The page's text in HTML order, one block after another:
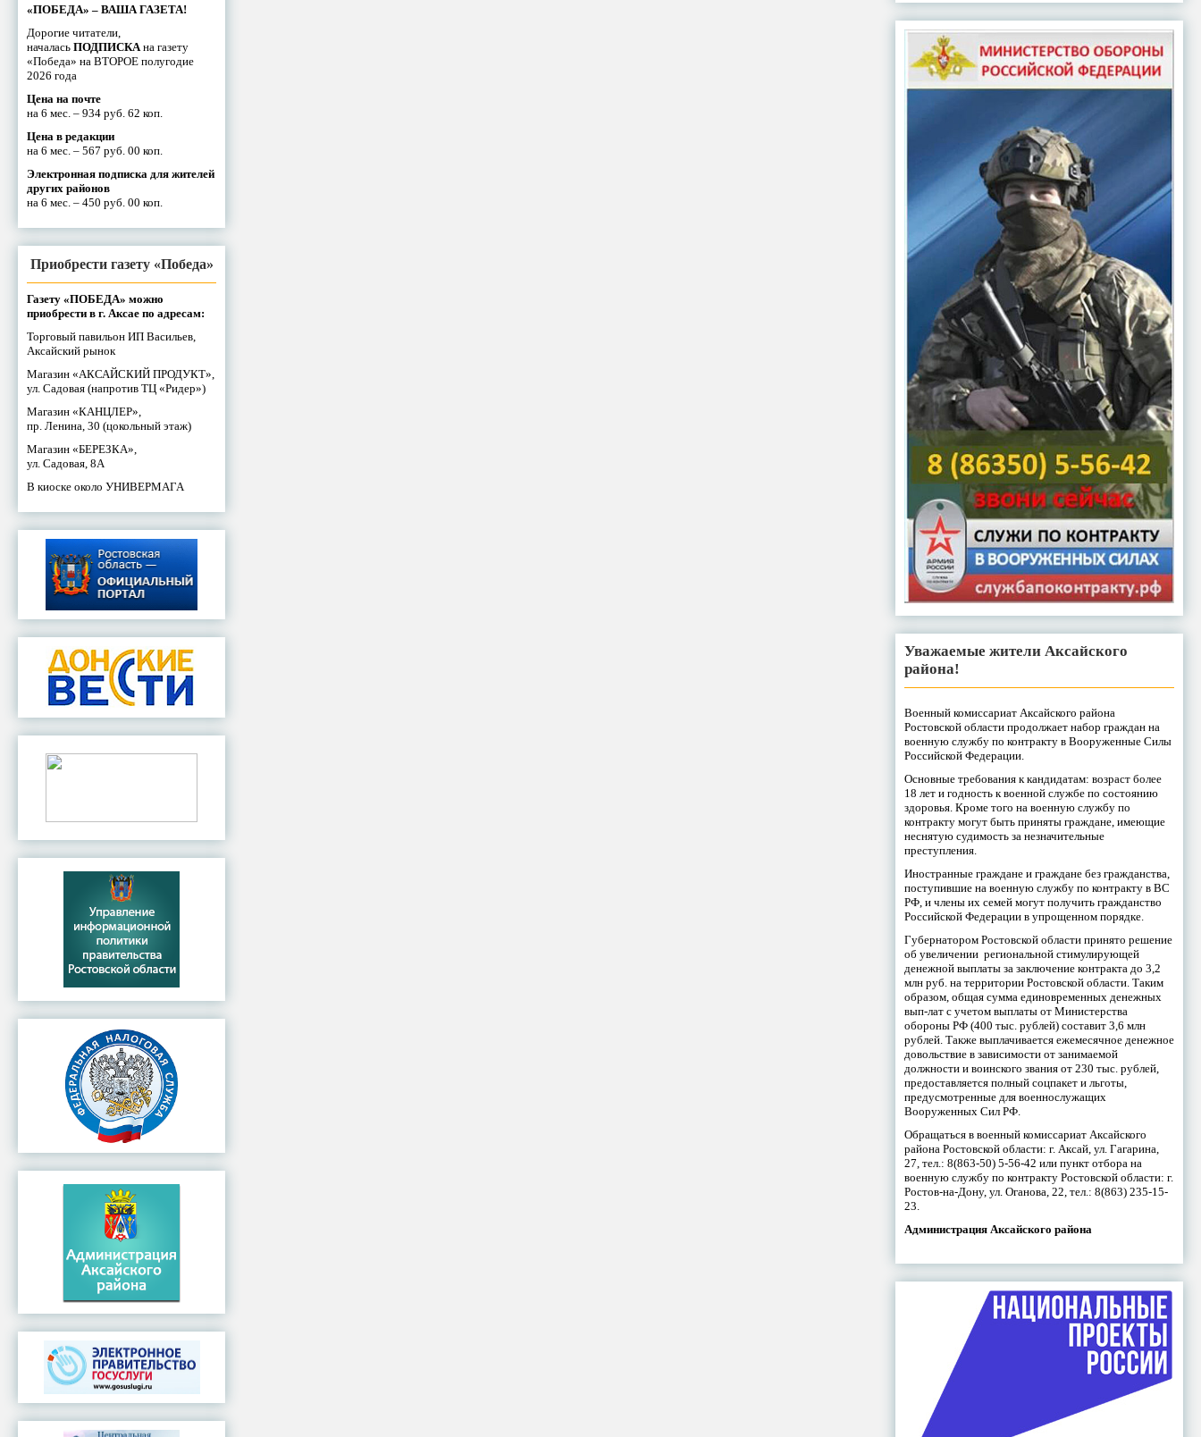
«ПОБЕДА» – ВАША ГАЗЕТА!
Дорогие читатели,
началась ПОДПИСКА на газету
«Победа» на ВТОРОЕ полугодие
2026 года
Цена на почте
на 6 мес. – 934 руб. 62 коп.
Цена в редакции
на 6 мес. – 567 руб. 00 коп.
Электронная подписка для жителей
других районов
на 6 мес. – 450 руб. 00 коп.
Приобрести газету «Победа»
Газету «ПОБЕДА» можно
приобрести в г. Аксае по адресам:
Торговый павильон ИП Васильев,
Аксайский рынок
Магазин «АКСАЙСКИЙ ПРОДУКТ»,
ул. Садовая (напротив ТЦ «Ридер»)
Магазин «КАНЦЛЕР»,
пр. Ленина, 30 (цокольный этаж)
Магазин «БЕРЕЗКА»,
ул. Садовая, 8А
В киоске около УНИВЕРМАГА
Уважаемые жители Аксайского
района!
Военный комиссариат Аксайского района
Ростовской области продолжает набор граждан на
военную службу по контракту в Вооруженные Силы
Российской Федерации.
Основные требования к кандидатам: возраст более
18 лет и годность к военной службе по состоянию
здоровья. Кроме того на военную службу по
контракту могут быть приняты граждане, имеющие
неснятую судимость за незначительные
преступления.
Иностранные граждане и граждане без гражданства,
поступившие на военную службу по контракту в ВС
РФ, и члены их семей могут получить гражданство
Российской Федерации в упрощенном порядке.
Губернатором Ростовской области принято решение
об увеличении региональной стимулирующей
денежной выплаты за заключение контракта до 3,2
млн руб. на территории Ростовской области. Таким
образом, общая сумма единовременных денежных
вып-лат с учетом выплаты от Министерства
обороны РФ (400 тыс. рублей) составит 3,6 млн
рублей. Также выплачивается ежемесячное денежное
довольствие в зависимости от занимаемой
должности и воинского звания от 230 тыс. рублей,
предоставляется полный соцпакет и льготы,
предусмотренные для военнослужащих
Вооруженных Сил РФ.
Обращаться в военный комиссариат Аксайского
района Ростовской области: г. Аксай, ул. Гагарина,
27, тел.: 8(863-50) 5-56-42 или пункт отбора на
военную службу по контракту Ростовской области: г.
Ростов-на-Дону, ул. Оганова, 22, тел.: 8(863) 235-15-
23.
Администрация Аксайского района